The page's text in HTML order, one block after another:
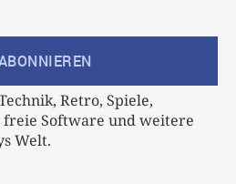
Retro, Spiele,
Software und weitere
Welt.